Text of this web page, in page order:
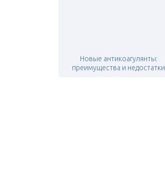
Новые антикоагулянты:
преимущества и недостатки